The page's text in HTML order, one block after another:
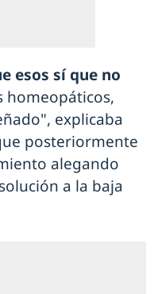
esos sí que no
homeopáticos,
explicaba
posteriormente
alegando
a la baja